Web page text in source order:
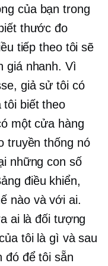
của bạn trong
thước đo
tiếp theo tôi sẽ
giá nhanh. Vì
giả sử tôi có
biết theo
một cửa hàng
truyền thống nó
những con số
điều khiển,
nào và với ai.
ai là đối tượng
tôi là gì và sau
đó để tôi sẵn